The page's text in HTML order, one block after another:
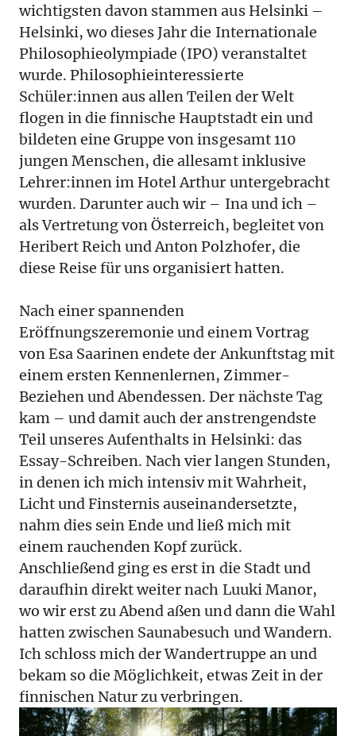
wichtigsten davon stammen aus Helsinki –
Helsinki, wo dieses Jahr die Internationale
Philosophieolympiade (IPO) veranstaltet
wurde. Philosophieinteressierte
Schüler:innen aus allen Teilen der Welt
flogen in die finnische Hauptstadt ein und
bildeten eine Gruppe von insgesamt 110
jungen Menschen, die allesamt inklusive
Lehrer:innen im Hotel Arthur untergebracht
wurden. Darunter auch wir – Ina und ich –
als Vertretung von Österreich, begleitet von
Heribert Reich und Anton Polzhofer, die
diese Reise für uns organisiert hatten.
Nach einer spannenden
Eröffnungszeremonie und einem Vortrag
von Esa Saarinen endete der Ankunftstag mit
einem ersten Kennenlernen, Zimmer-
Beziehen und Abendessen. Der nächste Tag
kam – und damit auch der anstrengendste
Teil unseres Aufenthalts in Helsinki: das
Essay-Schreiben. Nach vier langen Stunden,
in denen ich mich intensiv mit Wahrheit,
Licht und Finsternis auseinandersetzte,
nahm dies sein Ende und ließ mich mit
einem rauchenden Kopf zurück.
Anschließend ging es erst in die Stadt und
daraufhin direkt weiter nach Luuki Manor,
wo wir erst zu Abend aßen und dann die Wahl
hatten zwischen Saunabesuch und Wandern.
Ich schloss mich der Wandertruppe an und
bekam so die Möglichkeit, etwas Zeit in der
finnischen Natur zu verbringen.